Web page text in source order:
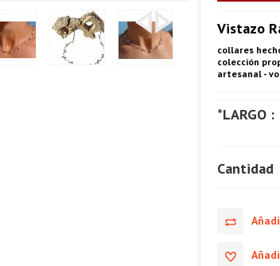
Vistazo
collares
colección
artesanal -
*LARGO :
Cantidad